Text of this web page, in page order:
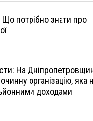
потрібно знати про
На
організацію, яка
доходами